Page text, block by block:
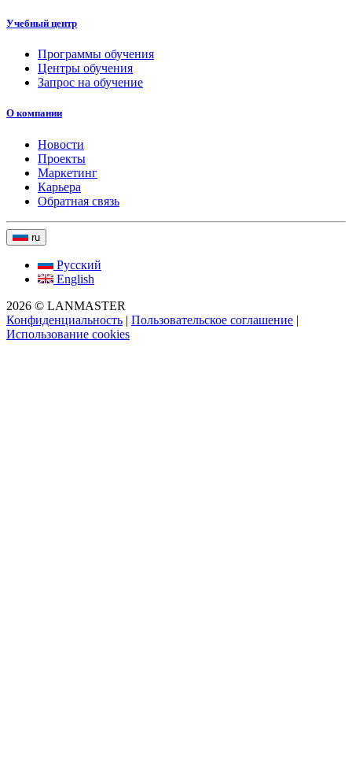
Учебный центр
Программы обучения
Центры обучения
Запрос на обучение
О компании
Новости
Проекты
Маркетинг
Карьера
Обратная связь
ru
Русский
English
2026 © LANMASTER
Конфиденциальность | Пользовательское соглашение |
Использование cookies